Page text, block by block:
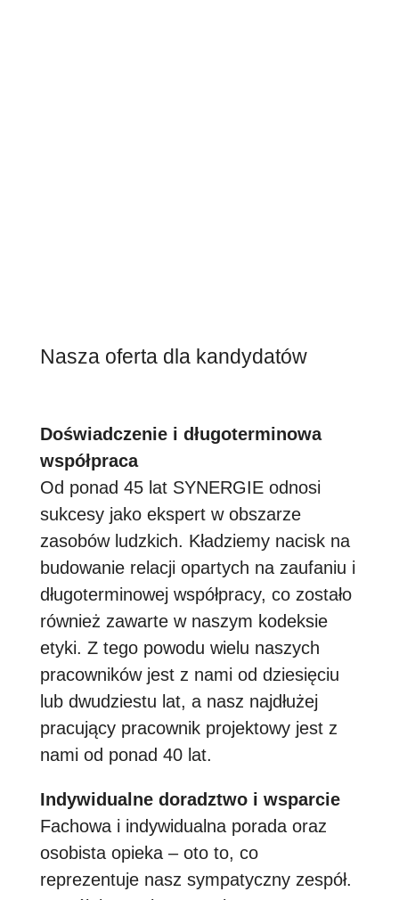
Nasza oferta dla kandydatów
Doświadczenie i długoterminowa
współpraca
Od ponad 45 lat SYNERGIE odnosi
sukcesy jako ekspert w obszarze
zasobów ludzkich. Kładziemy nacisk na
budowanie relacji opartych na zaufaniu i
długoterminowej współpracy, co zostało
również zawarte w naszym kodeksie
etyki. Z tego powodu wielu naszych
pracowników jest z nami od dziesięciu
lub dwudziestu lat, a nasz najdłużej
pracujący pracownik projektowy jest z
nami od ponad 40 lat.
Indywidualne doradztwo i wsparcie
Fachowa i indywidualna porada oraz
osobista opieka – oto to, co
reprezentuje nasz sympatyczny zespół.